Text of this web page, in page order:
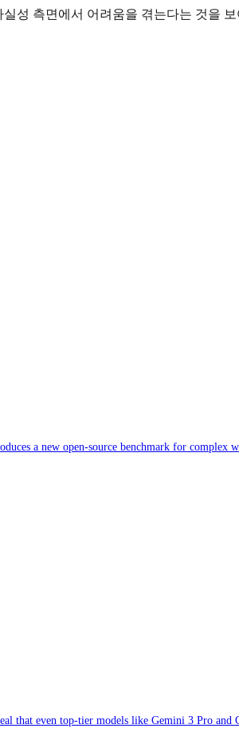
성 측면에서 어려움을 겪는다는 것을
a new open-source benchmark for complex
that even top-tier models like Gemini 3 Pro and